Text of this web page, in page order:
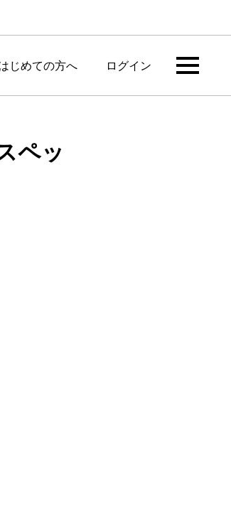
じめての方へ ログイン
ペッ